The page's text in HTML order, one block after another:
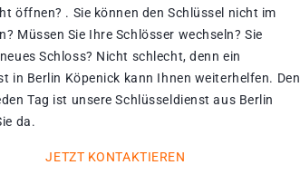
öffnen? . Sie können den Schlüssel nicht im
Müssen Sie Ihre Schlösser wechseln? Sie
Schloss? Nicht schlecht, denn ein
in Berlin Köpenick kann Ihnen weiterhelfen. Den
Tag ist unsere Schlüsseldienst aus Berlin
da.
JETZT KONTAKTIEREN